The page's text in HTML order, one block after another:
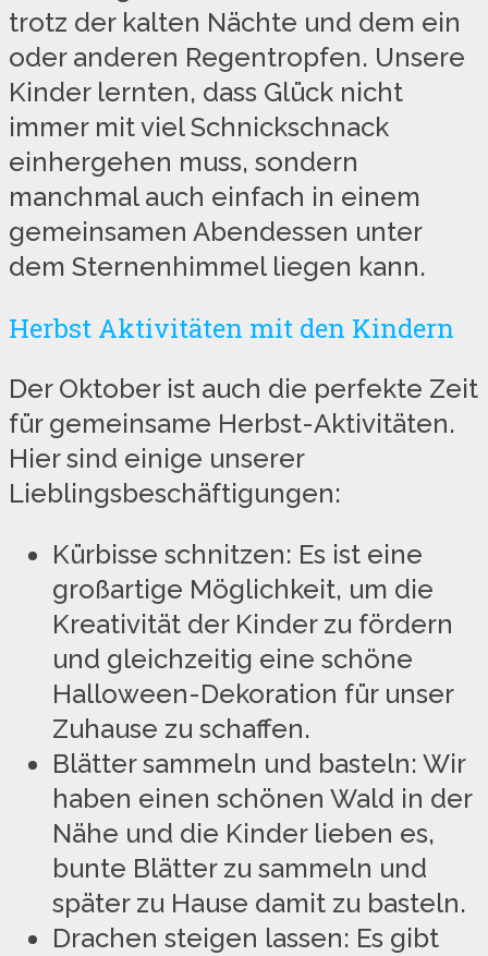
trotz der kalten Nächte und dem ein
oder anderen Regentropfen. Unsere
Kinder lernten, dass Glück nicht
immer mit viel Schnickschnack
einhergehen muss, sondern
manchmal auch einfach in einem
gemeinsamen Abendessen unter
dem Sternenhimmel liegen kann.
Herbst Aktivitäten mit den Kindern
Der Oktober ist auch die perfekte Zeit
für gemeinsame Herbst-Aktivitäten.
Hier sind einige unserer
Lieblingsbeschäftigungen:
Kürbisse schnitzen: Es ist eine
großartige Möglichkeit, um die
Kreativität der Kinder zu fördern
und gleichzeitig eine schöne
Halloween-Dekoration für unser
Zuhause zu schaffen.
Blätter sammeln und basteln: Wir
haben einen schönen Wald in der
Nähe und die Kinder lieben es,
bunte Blätter zu sammeln und
später zu Hause damit zu basteln.
Drachen steigen lassen: Es gibt